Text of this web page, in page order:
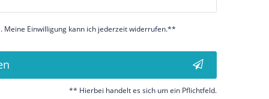
Meine Einwilligung kann ich jederzeit widerrufen.**
** Hierbei handelt es sich um ein Pflichtfeld.